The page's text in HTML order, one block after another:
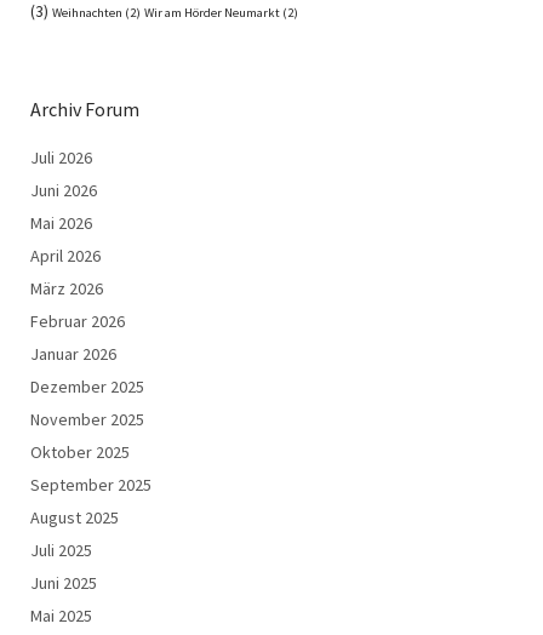
(3) Weihnachten (2) Wir am Hörder Neumarkt (2)
Archiv Forum
Juli 2026
Juni 2026
Mai 2026
April 2026
März 2026
Februar 2026
Januar 2026
Dezember 2025
November 2025
Oktober 2025
September 2025
August 2025
Juli 2025
Juni 2025
Mai 2025